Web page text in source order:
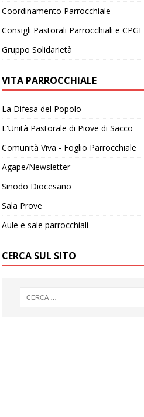
Coordinamento Parrocchiale
Consigli Pastorali Parrocchiali e CPGE
Gruppo Solidarietà
VITA PARROCCHIALE
La Difesa del Popolo
L'Unità Pastorale di Piove di Sacco
Comunità Viva - Foglio Parrocchiale
Agape/Newsletter
Sinodo Diocesano
Sala Prove
Aule e sale parrocchiali
CERCA SUL SITO